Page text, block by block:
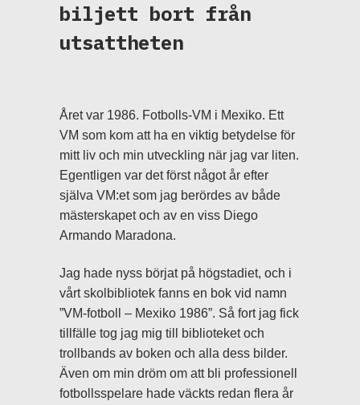
biljett bort från
utsattheten
Året var 1986. Fotbolls-VM i Mexiko. Ett
VM som kom att ha en viktig betydelse för
mitt liv och min utveckling när jag var liten.
Egentligen var det först något år efter
själva VM:et som jag berördes av både
mästerskapet och av en viss Diego
Armando Maradona.
Jag hade nyss börjat på högstadiet, och i
vårt skolbibliotek fanns en bok vid namn
”VM-fotboll – Mexiko 1986”. Så fort jag fick
tillfälle tog jag mig till biblioteket och
trollbands av boken och alla dess bilder.
Även om min dröm om att bli professionell
fotbollsspelare hade väckts redan flera år